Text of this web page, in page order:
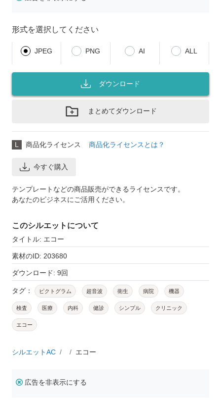
形式を選択してください
JPEG PNG AI ALL
ダウンロード
まとめてダウンロード
L 商品化ライセンス 商品化ライセンスとは？
今すぐ購入
テンプレートなどの商品販売ができるライセンスです。
あなたのビジネスにご活用ください。
このシルエットについて
タイトル: エコー
素材のID: 203680
ダウンロード: 9回
タグ： ピクトグラム 超音波 衛生 病院 機器
検査 医療 内科 健診 シンプル クリニック
エコー
シルエットAC エコー
広告を非表示にする